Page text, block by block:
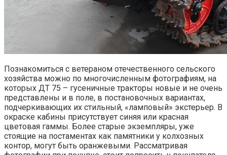
Познакомиться с ветераном отечественного сельского
хозяйства можно по многочисленным фотографиям, на
которых ДТ 75 – гусеничные тракторы новые и не очень
представлены и в поле, в постановочных вариантах,
подчеркивающих их стильный, «ламповый» экстерьер. В
окраске кабины присутствует синяя или красная
цветовая гаммы. Более старые экземпляры, уже
стоящие на постаментах как памятники у колхозных
контор, могут быть оранжевыми. Рассматривая